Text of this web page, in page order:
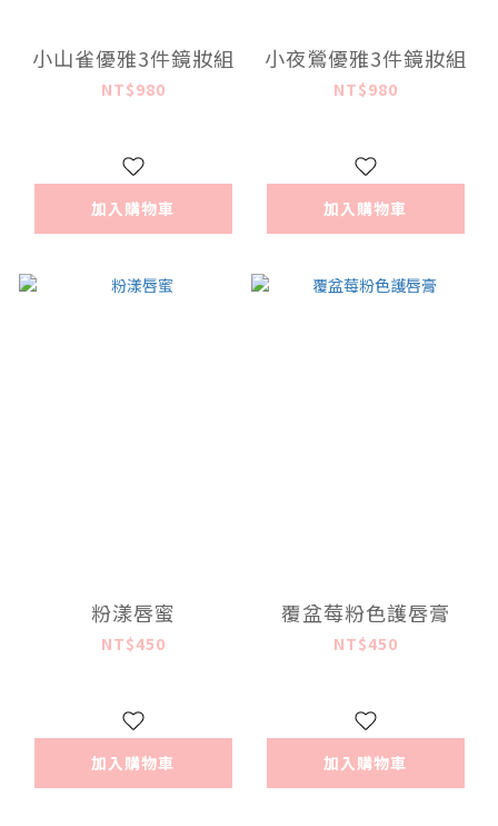
小山雀優雅3件鏡妝組
NT$980
加入購物車
小夜鶯優雅3件鏡妝組
NT$980
加入購物車
粉漾唇蜜
NT$450
加入購物車
覆盆莓粉色護唇膏
NT$450
加入購物車